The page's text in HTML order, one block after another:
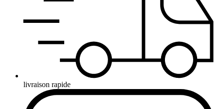
livraison rapide